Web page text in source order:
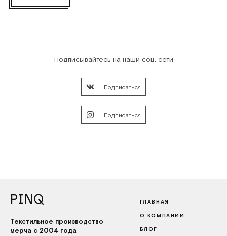
Подписаться
Подписаться
Подписывайтесь на наши соц. сети
PINQ
Текстильное производство
мерча с 2004 года
ГЛАВНАЯ
О КОМПАНИИ
БЛОГ